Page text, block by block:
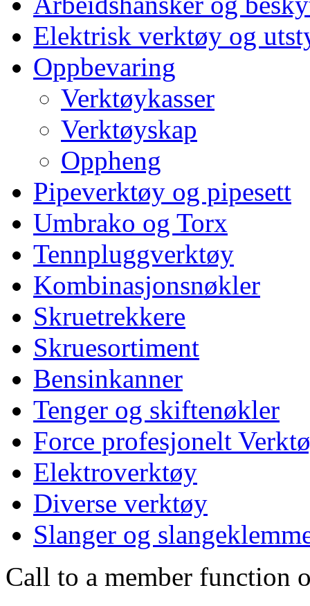
Elektrisk verktøy og
Oppbevaring
Verktøykasser
Verktøyskap
Oppheng
Pipeverktøy og pipesett
Umbrako og Torx
Tennpluggverktøy
Kombinasjonsnøkler
Skruetrekkere
Skruesortiment
Bensinkanner
Tenger og skiftenøkler
Force profesjonelt
Elektroverktøy
Diverse verktøy
Slanger og
Call to a member function